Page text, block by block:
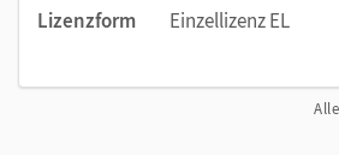
Lizenzform
Einzellizenz EL